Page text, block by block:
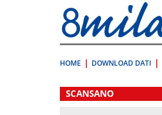
direttamente
a:
Contenuto
HOME DOWNLOAD DATI
.
SCANSANO